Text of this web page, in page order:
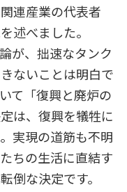
連産業の代表者
述べました。
が、拙速なタンク
ないことは明白で
て「復興と廃炉の
は、復興を犠牲に
実現の道筋も不明
ちの生活に直結す
倒な決定です。